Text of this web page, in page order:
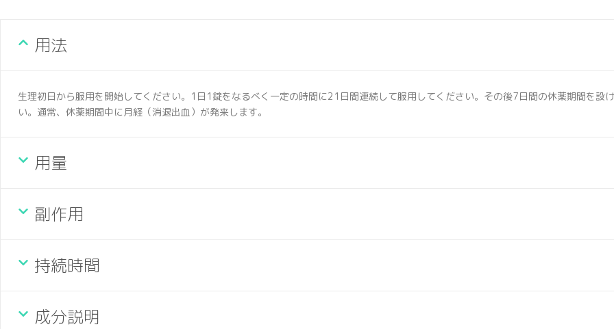
用法
生理初日から服用を開始してください。1日1錠をなるべく一定の時間に21日間連続して服用してください。その後7日間の休薬期間を設
い。通常、休薬期間中に月経（消退出血）が発来します。
用量
副作用
持続時間
成分説明